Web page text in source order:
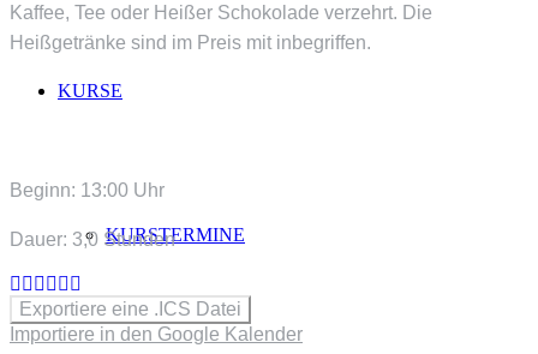
KURSE
KURSTERMINE
Kaffee, Tee oder Heißer Schokolade verzehrt. Die
Heißgetränke sind im Preis mit inbegriffen.
Beginn: 13:00 Uhr
Dauer: 3,0 Stunden
Exportiere eine .ICS Datei
Importiere in den Google Kalender